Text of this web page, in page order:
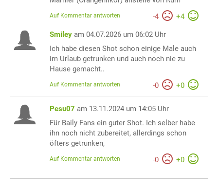
-4 +4
Auf Kommentar antworten
Smiley am 04.07.2026 um 06:02 Uhr
Ich habe diesen Shot schon einige Male auch
im Urlaub getrunken und auch noch nie zu
Hause gemacht..
-0 +0
Auf Kommentar antworten
Pesu07 am 13.11.2024 um 14:05 Uhr
Für Baily Fans ein guter Shot. Ich selber habe
ihn noch nicht zubereitet, allerdings schon
öfters getrunken,
-0 +0
Auf Kommentar antworten